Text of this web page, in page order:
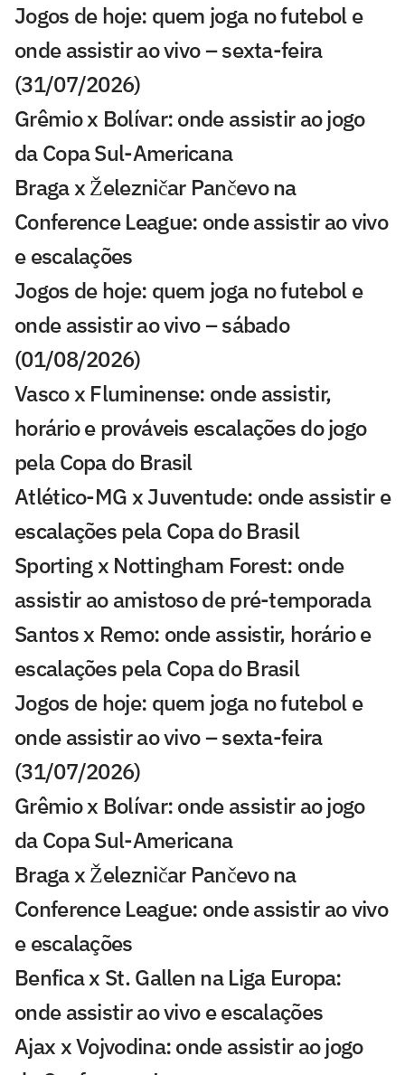
Jogos de hoje: quem joga no futebol e
onde assistir ao vivo – sexta-feira
(31/07/2026)
Grêmio x Bolívar: onde assistir ao jogo
da Copa Sul-Americana
Braga x Železničar Pančevo na
Conference League: onde assistir ao vivo
e escalações
Jogos de hoje: quem joga no futebol e
onde assistir ao vivo – sábado
(01/08/2026)
Vasco x Fluminense: onde assistir,
horário e prováveis escalações do jogo
pela Copa do Brasil
Atlético-MG x Juventude: onde assistir e
escalações pela Copa do Brasil
Sporting x Nottingham Forest: onde
assistir ao amistoso de pré-temporada
Santos x Remo: onde assistir, horário e
escalações pela Copa do Brasil
Jogos de hoje: quem joga no futebol e
onde assistir ao vivo – sexta-feira
(31/07/2026)
Grêmio x Bolívar: onde assistir ao jogo
da Copa Sul-Americana
Braga x Železničar Pančevo na
Conference League: onde assistir ao vivo
e escalações
Benfica x St. Gallen na Liga Europa:
onde assistir ao vivo e escalações
Ajax x Vojvodina: onde assistir ao jogo